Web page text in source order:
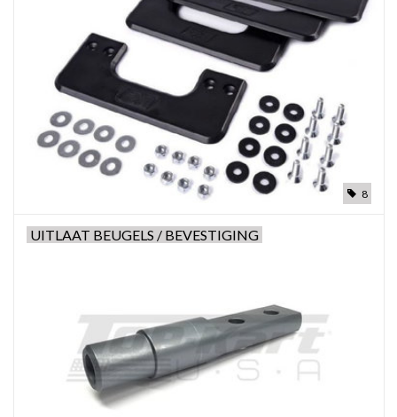
8
UITLAAT BEUGELS / BEVESTIGING